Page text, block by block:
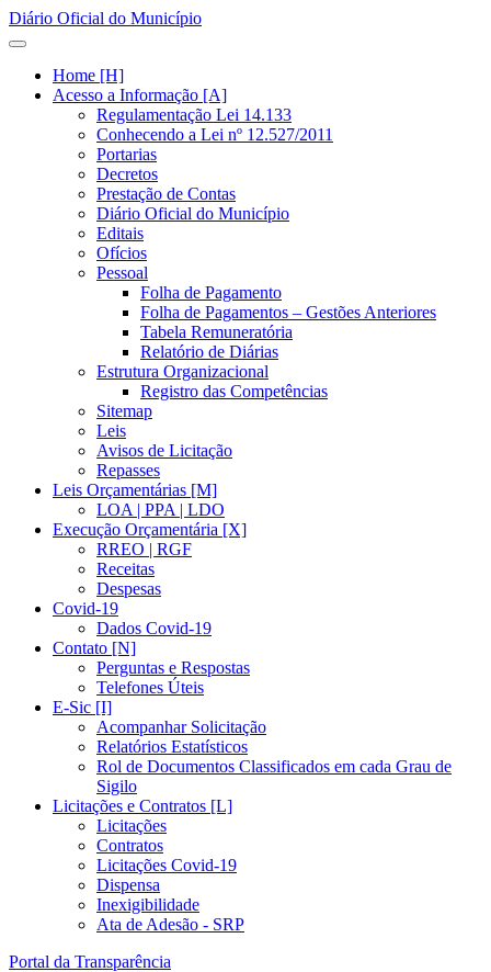
Diário Oficial do Município
Home [H]
Acesso a Informação [A]
Regulamentação Lei 14.133
Conhecendo a Lei nº 12.527/2011
Portarias
Decretos
Prestação de Contas
Diário Oficial do Município
Editais
Ofícios
Pessoal
Folha de Pagamento
Folha de Pagamentos – Gestões Anteriores
Tabela Remuneratória
Relatório de Diárias
Estrutura Organizacional
Registro das Competências
Sitemap
Leis
Avisos de Licitação
Repasses
Leis Orçamentárias [M]
LOA | PPA | LDO
Execução Orçamentária [X]
RREO | RGF
Receitas
Despesas
Covid-19
Dados Covid-19
Contato [N]
Perguntas e Respostas
Telefones Úteis
E-Sic [I]
Acompanhar Solicitação
Relatórios Estatísticos
Rol de Documentos Classificados em cada Grau de
Sigilo
Licitações e Contratos [L]
Licitações
Contratos
Licitações Covid-19
Dispensa
Inexigibilidade
Ata de Adesão - SRP
Portal da Transparência